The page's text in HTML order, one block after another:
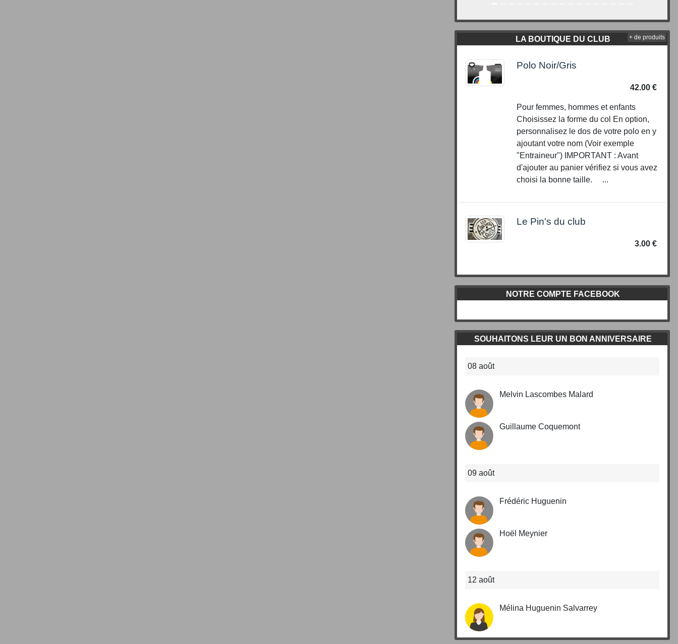
LA BOUTIQUE DU CLUB
Polo Noir/Gris
42.00 €
Pour femmes, hommes et enfants
Choisissez la forme du col En option,
personnalisez le dos de votre polo en y
ajoutant votre nom (Voir exemple
"Entraineur") IMPORTANT : Avant
d'ajouter au panier vérifiez si vous avez
choisi la bonne taille. ...
Le Pin's du club
3.00 €
+ de produits
NOTRE COMPTE FACEBOOK
SOUHAITONS LEUR UN BON ANNIVERSAIRE
08 août
Melvin Lascombes Malard
Guillaume Coquemont
09 août
Frédéric Huguenin
Hoël Meynier
12 août
Mélina Huguenin Salvarrey